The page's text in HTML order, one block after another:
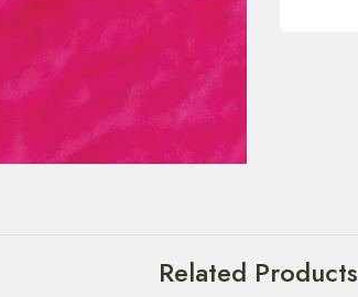
Related Products